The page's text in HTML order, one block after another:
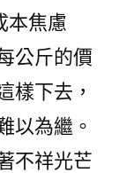
本焦慮
公斤的價
樣下去，
以為繼。
不祥光芒